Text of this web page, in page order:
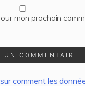
mon prochain
comment les